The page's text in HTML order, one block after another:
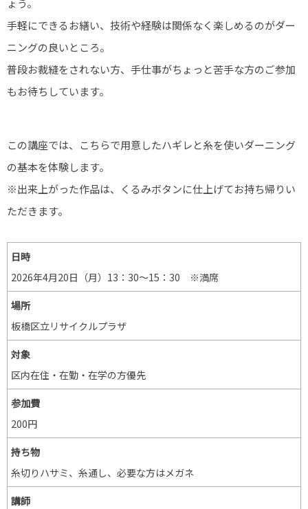
ょう。
手軽にできるお繕い、技術や経験は関係なく楽しめるのがダー
ニングの良いところ。
普段お裁縫をされない方、手仕事がちょっと苦手な方のご参加
もお待ちしています。
この講座では、こちらで用意したハギレと糸を使いダーニング
の基本を体験します。
※出来上がった作品は、くるみボタンに仕上げてお持ち帰りい
ただきます。
日時
2026年4月20日（月）13：30〜15：30 ※満席
場所
板橋区立リサイクルプラザ
対象
区内在住・在勤・在学の方優先
参加費
200円
持ち物
糸切りハサミ、糸通し、必要な方はメガネ
講師